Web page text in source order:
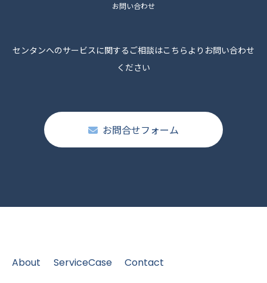
お問い合わせ
センタンへのサービスに関するご相談はこちらよりお問い合わせ
ください
お問合せフォーム
About ServiceCase Contact